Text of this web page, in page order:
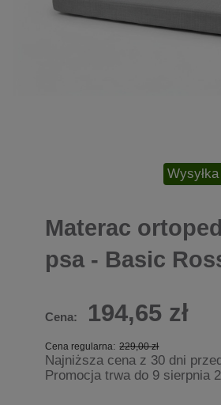
Wysyłka
Materac
psa - Basic
Cena: 194,65 zł
Cena regularna: 229,00 zł
Najniższa cena z 30 dni
Promocja trwa do 9 sierpnia